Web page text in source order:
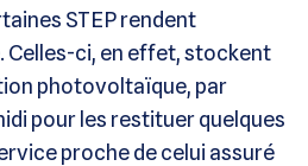
STEP rendent
Celles-ci, en effet, stockent
photovoltaïque, par
pour les restituer quelques
proche de celui assuré